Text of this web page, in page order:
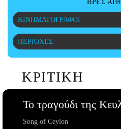
ΑΜΠΑ
PRINT
ΒΡΕΣ
ΚΙΝΗΜΑΤΟΓΡΑΦΟΙ
ΠΕΡΙΟΧΕΣ
ΚΡΙΤΙΚΗ
Το τραγούδι της
Song of Ceylon